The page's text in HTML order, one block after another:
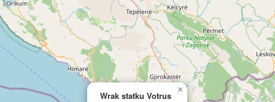
Wrak statku Votrus
×